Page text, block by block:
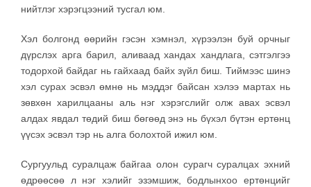
нийтлэг хэрэгцээний тусгал юм.
Хэл болгонд өөрийн гэсэн хэмнэл, хүрээлэн буй орчныг
дүрслэх арга барил, аливаад хандах хандлага, сэтгэлгээ
тодорхой байдаг нь гайхаад байх зүйл биш. Тиймээс шинэ
хэл сурах эсвэл өмнө нь мэддэг байсан хэлээ мартах нь
зөвхөн харилцааны аль нэг хэрэгслийг олж авах эсвэл
алдах явдал төдий биш бөгөөд энэ нь бүхэл бүтэн ертөнц
үүсэх эсвэл тэр нь алга болохтой ижил юм.
Сургуульд суралцаж байгаа олон сурагч суралцах эхний
өдрөөсөө л нэг хэлийг эзэмшиж, бодлынхоо ертөнцийг